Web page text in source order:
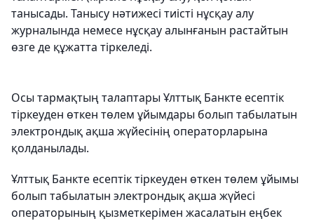
танысады. Танысу нәтижесі тиісті нұсқау алу
журналында немесе нұсқау алынғанын растайтын
өзге де құжатта тіркеледі.
Осы тармақтың талаптары Ұлттық Банкте есептік
тіркеуден өткен төлем ұйымдары болып табылатын
электрондық ақша жүйесінің операторларына
қолданылады.
Ұлттық Банкте есептік тіркеуден өткен төлем ұйымы
болып табылатын электрондық ақша жүйесі
операторының қызметкерімен жасалатын еңбек